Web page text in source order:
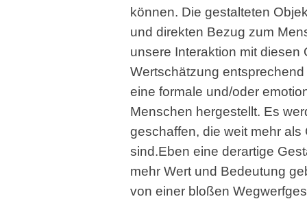
können. Die gestalteten
und direkten Bezug zum
unsere Interaktion mit
Wertschätzung
eine formale und/oder
Menschen hergestellt. Es
geschaffen, die weit mehr
sind.Eben eine derartige
mehr Wert und Bedeutung
von einer bloßen